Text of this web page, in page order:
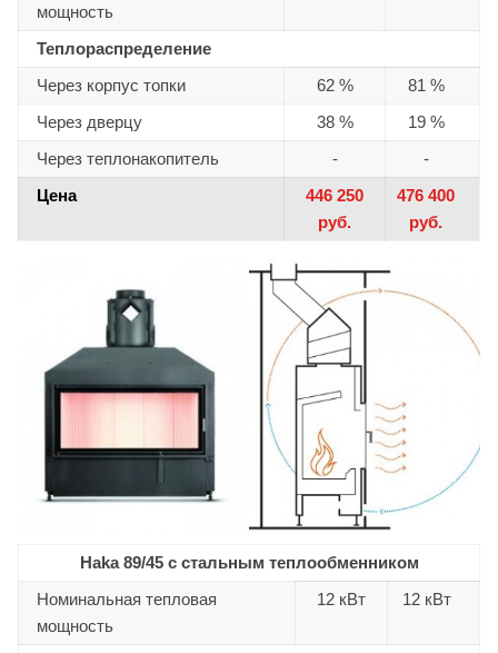
мощность
Теплораспределение
Через корпус топки
62 %
81 %
Через дверцу
38 %
19 %
Через теплонакопитель
-
-
Цена
446 250
руб.
476 400
руб.
Haka 89/45 с стальным теплообменником
Номинальная тепловая
мощность
12 кВт 12 кВт